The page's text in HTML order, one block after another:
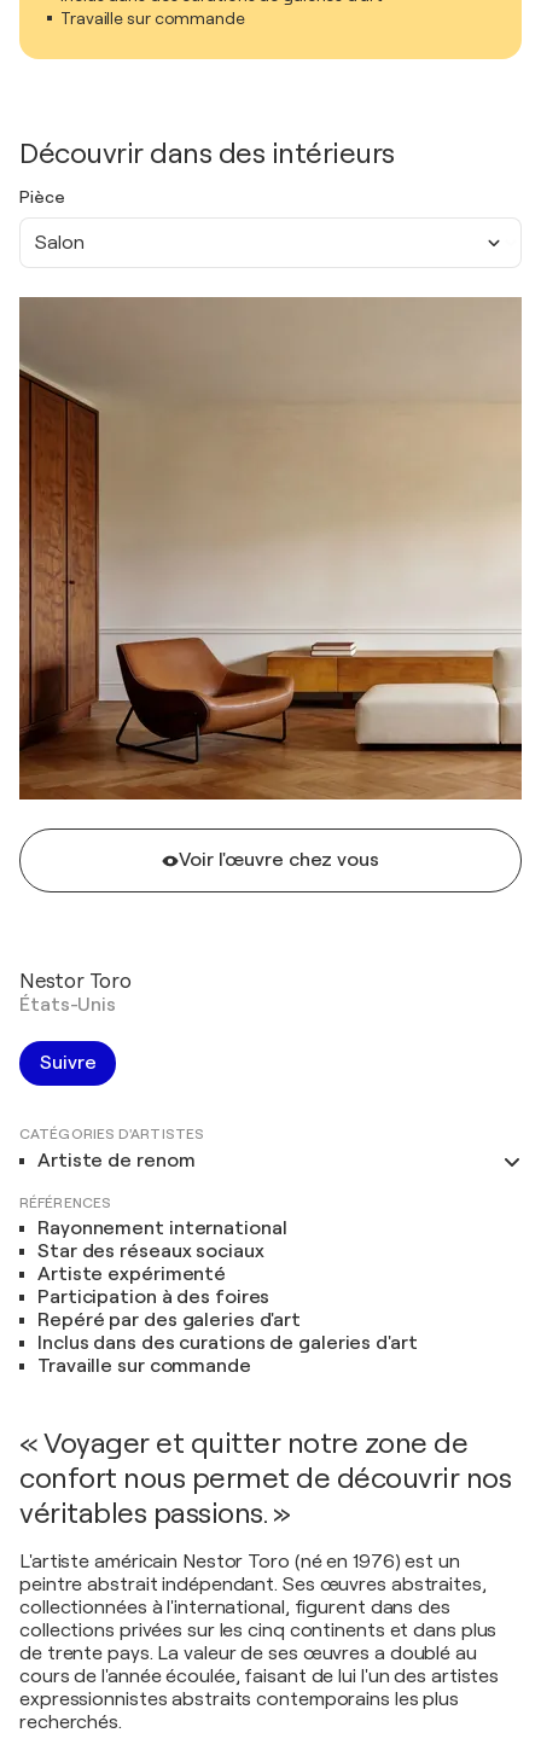
Travaille sur commande
Découvrir dans des intérieurs
Pièce
Salon
Voir l'œuvre chez vous
Nestor Toro
États-Unis
Suivre
CATÉGORIES D'ARTISTES
Artiste de renom
RÉFÉRENCES
Rayonnement international
Star des réseaux sociaux
Artiste expérimenté
Participation à des foires
Repéré par des galeries d'art
Inclus dans des curations de galeries d'art
Travaille sur commande
« Voyager et quitter notre zone de
confort nous permet de découvrir nos
véritables passions. »
L'artiste américain Nestor Toro (né en 1976) est un
peintre abstrait indépendant. Ses œuvres abstraites,
collectionnées à l'international, figurent dans des
collections privées sur les cinq continents et dans plus
de trente pays. La valeur de ses œuvres a doublé au
cours de l'année écoulée, faisant de lui l'un des artistes
expressionnistes abstraits contemporains les plus
recherchés.